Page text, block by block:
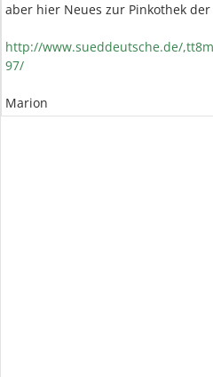
aber hier Neues zur Pinkothek
http://www.sueddeutsche.de/
97/
Marion